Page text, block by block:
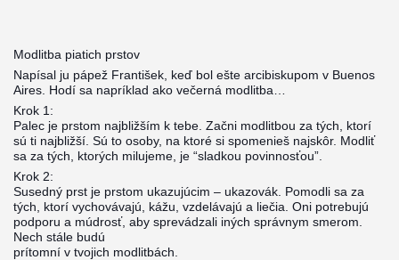
Modlitba piatich prstov
Napísal ju pápež František, keď bol ešte arcibiskupom v Buenos
Aires. Hodí sa napríklad ako večerná modlitba…
Krok 1:
Palec je prstom najbližším k tebe. Začni modlitbou za tých, ktorí
sú ti najbližší. Sú to osoby, na ktoré si spomenieš najskôr. Modliť
sa za tých, ktorých milujeme, je “sladkou povinnosťou”.
Krok 2:
Susedný prst je prstom ukazujúcim – ukazovák. Pomodli sa za
tých, ktorí vychovávajú, kážu, vzdelávajú a liečia. Oni potrebujú
podporu a múdrosť, aby sprevádzali iných správnym smerom.
Nech stále budú
prítomní v tvojich modlitbách.